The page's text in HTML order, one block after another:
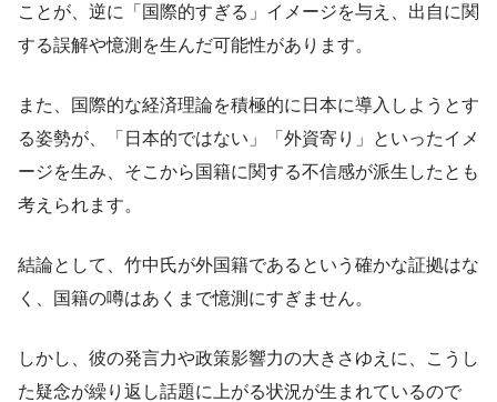
ことが、逆に「国際的すぎる」イメージを与え、出自に関
する誤解や憶測を生んだ可能性があります。
また、国際的な経済理論を積極的に日本に導入しようとす
る姿勢が、「日本的ではない」「外資寄り」といったイメ
ージを生み、そこから国籍に関する不信感が派生したとも
考えられます。
結論として、竹中氏が外国籍であるという確かな証拠はな
く、国籍の噂はあくまで憶測にすぎません。
しかし、彼の発言力や政策影響力の大きさゆえに、こうし
た疑念が繰り返し話題に上がる状況が生まれているので